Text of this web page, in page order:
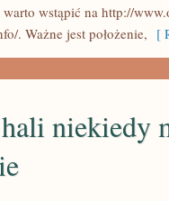
wstąpić na http://
. Ważne jest położenie, [
niekiedy